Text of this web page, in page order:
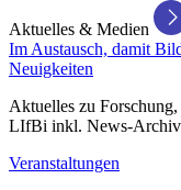
Aktuelles & Medien
Im Austausch, damit
Neuigkeiten
Aktuelles zu
LIfBi inkl. News-Archiv
Veranstaltungen